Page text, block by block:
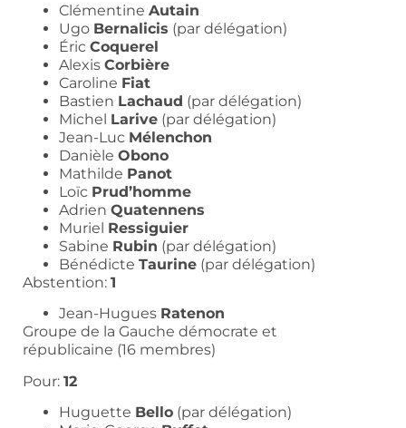
Clémentine Autain
Ugo Bernalicis (par délégation)
Éric Coquerel
Alexis Corbière
Caroline Fiat
Bastien Lachaud (par délégation)
Michel Larive (par délégation)
Jean-Luc Mélenchon
Danièle Obono
Mathilde Panot
Loïc Prud’homme
Adrien Quatennens
Muriel Ressiguier
Sabine Rubin (par délégation)
Bénédicte Taurine (par délégation)
Abstention: 1
Jean-Hugues Ratenon
Groupe de la Gauche démocrate et
républicaine (16 membres)
Pour: 12
Huguette Bello (par délégation)